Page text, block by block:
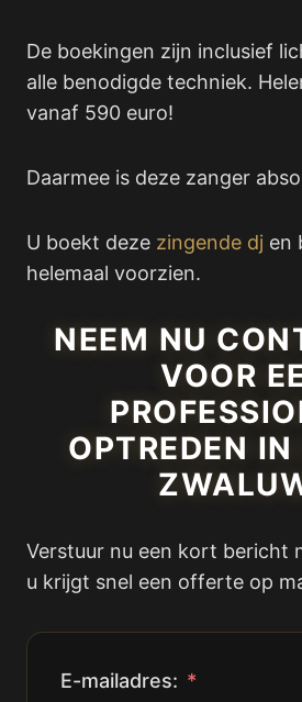
De boekingen zijn inclusief
alle benodigde techniek.
vanaf 590 euro!
Daarmee is deze zanger
U boekt deze zingende dj en
helemaal voorzien.
NEEM NU
VOOR
OPTREDEN IN
Verstuur nu een kort bericht
u krijgt snel een offerte op
E-mailadres: